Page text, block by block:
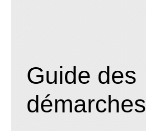
Guide des
démarches